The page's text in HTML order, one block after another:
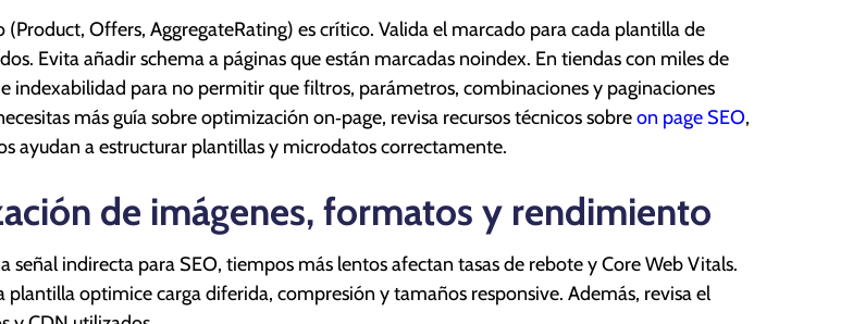
Offers, AggregateRating) es crítico. Valida el marcado para cada plantilla de
Evita añadir schema a páginas que están marcadas noindex. En tiendas con miles de
indexabilidad para no permitir que filtros, parámetros, combinaciones y paginaciones
más guía sobre optimización on‑page, revisa recursos técnicos sobreon page SEO,
ayudan a estructurar plantillas y microdatos correctamente.
de imágenes, formatos y rendimiento
señal indirecta para SEO, tiempos más lentos afectan tasas de rebote y Core Web Vitals.
plantilla optimice carga diferida, compresión y tamaños responsive. Además, revisa el